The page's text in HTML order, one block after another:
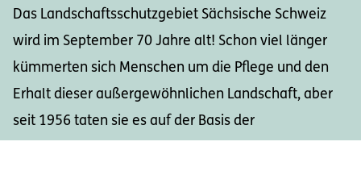
Das Landschaftsschutzgebiet Sächsische Schweiz
wird im September 70 Jahre alt! Schon viel länger
kümmerten sich Menschen um die Pflege und den
Erhalt dieser außergewöhnlichen Landschaft, aber
seit 1956 taten sie es auf der Basis der